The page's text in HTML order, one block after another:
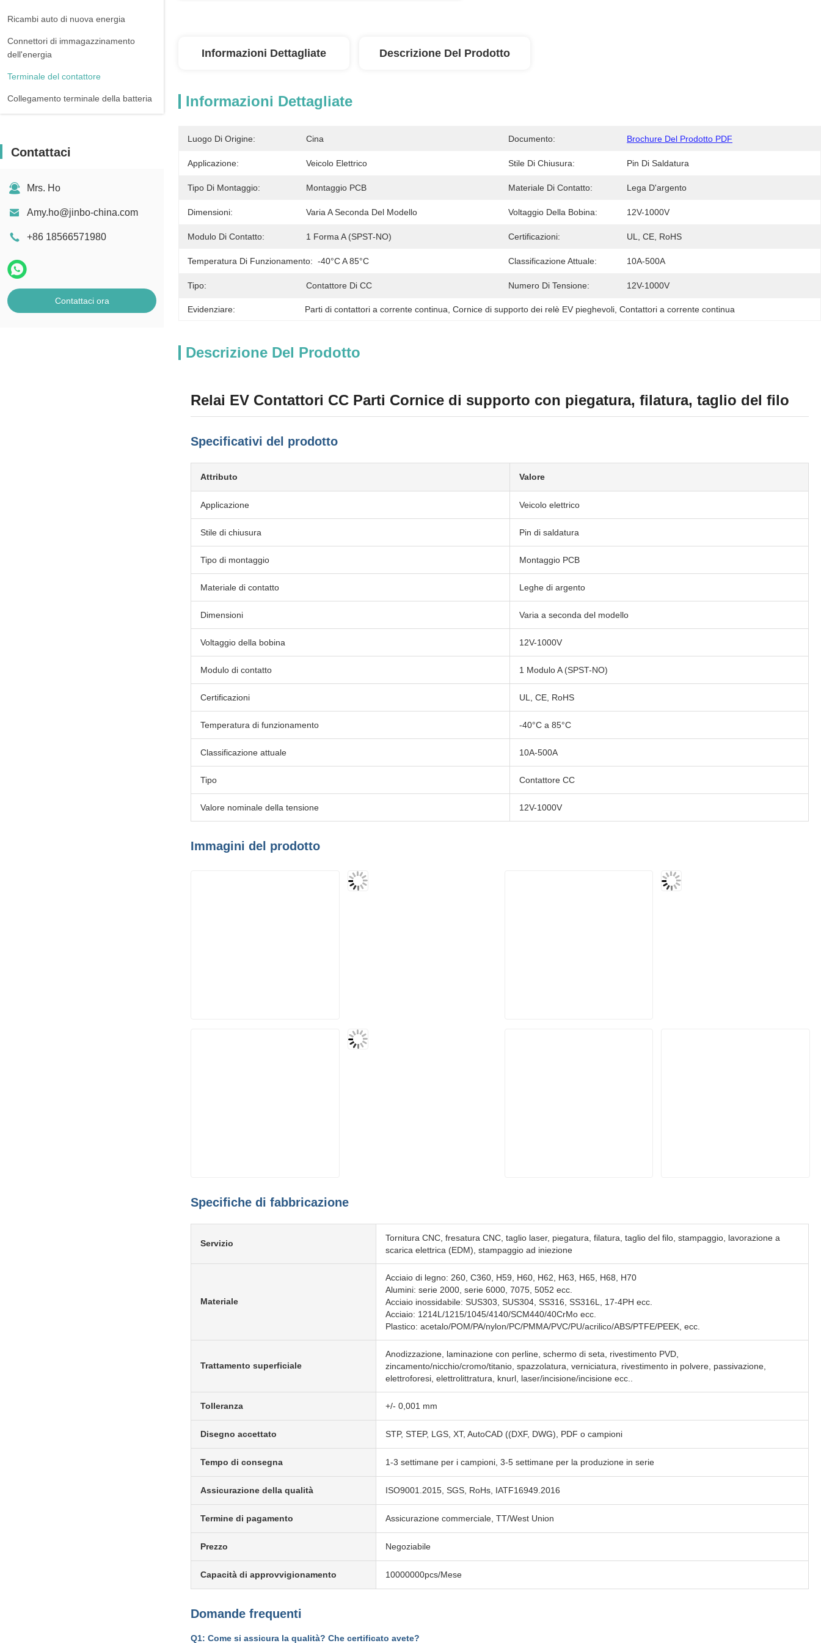
Ricambi auto di nuova energia
Connettori di immagazzinamento
dell'energia
Terminale del contattore
Collegamento terminale della batteria
Contattaci
Mrs. Ho
Amy.ho@jinbo-china.com
+86 18566571980
Contattaci ora
Informazioni Dettagliate Descrizione Del Prodotto
Informazioni Dettagliate
Luogo Di Origine: Cina Documento: Brochure Del Prodotto PDF
Applicazione: Veicolo Elettrico Stile Di Chiusura: Pin Di Saldatura
Tipo Di Montaggio: Montaggio PCB Materiale Di Contatto: Lega D'argento
Dimensioni: Varia A Seconda Del Modello Voltaggio Della Bobina: 12V-1000V
Modulo Di Contatto: 1 Forma A (SPST-NO) Certificazioni: UL, CE, RoHS
Temperatura Di Funzionamento: -40°C A 85°C Classificazione Attuale: 10A-500A
Tipo: Contattore Di CC Numero Di Tensione: 12V-1000V
Evidenziare: Parti di contattori a corrente continua Cornice di supporto dei relè EV pieghevoli Contattori a corrente continua
Descrizione Del Prodotto
Relai EV Contattori CC Parti Cornice di supporto con piegatura, filatura, taglio del filo
Specificativi del prodotto
Attributo Valore
Applicazione Veicolo elettrico
Stile di chiusura Pin di saldatura
Tipo di montaggio Montaggio PCB
Materiale di contatto Leghe di argento
Dimensioni Varia a seconda del modello
Voltaggio della bobina 12V-1000V
Modulo di contatto 1 Modulo A (SPST-NO)
Certificazioni UL, CE, RoHS
Temperatura di funzionamento -40°C a 85°C
Classificazione attuale 10A-500A
Tipo Contattore CC
Valore nominale della tensione 12V-1000V
Immagini del prodotto
Specifiche di fabbricazione
Servizio
Tornitura CNC, fresatura CNC, taglio laser, piegatura, filatura, taglio del filo, stampaggio, lavorazione a
scarica elettrica (EDM), stampaggio ad iniezione
Materiale
Acciaio di legno: 260, C360, H59, H60, H62, H63, H65, H68, H70
Alumini: serie 2000, serie 6000, 7075, 5052 ecc.
Acciaio inossidabile: SUS303, SUS304, SS316, SS316L, 17-4PH ecc.
Acciaio: 1214L/1215/1045/4140/SCM440/40CrMo ecc.
Plastico: acetalo/POM/PA/nylon/PC/PMMA/PVC/PU/acrilico/ABS/PTFE/PEEK, ecc.
Trattamento superficiale
Anodizzazione, laminazione con perline, schermo di seta, rivestimento PVD,
zincamento/nicchio/cromo/titanio, spazzolatura, verniciatura, rivestimento in polvere, passivazione,
elettroforesi, elettrolittratura, knurl, laser/incisione/incisione ecc..
Tolleranza +/- 0,001 mm
Disegno accettato STP, STEP, LGS, XT, AutoCAD ((DXF, DWG), PDF o campioni
Tempo di consegna 1-3 settimane per i campioni, 3-5 settimane per la produzione in serie
Assicurazione della qualità ISO9001.2015, SGS, RoHs, IATF16949.2016
Termine di pagamento Assicurazione commerciale, TT/West Union
Prezzo Negoziabile
Capacità di approvvigionamento 10000000pcs/Mese
Domande frequenti
Q1: Come si assicura la qualità? Che certificato avete?